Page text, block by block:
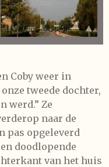
Coby weer in
tweede dochter,
werd.” Ze
naar de
pas opgeleverd
doodlopende
van het huis